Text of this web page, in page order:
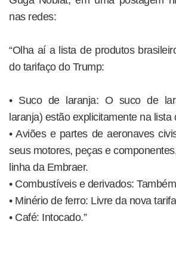
nas redes:
“Olha aí a lista de produtos
do tarifaço do Trump:
• Suco de laranja: O suco de
laranja) estão explicitamente na lista
• Aviões e partes de aeronaves
seus motores, peças e
linha da Embraer.
• Combustíveis e derivados:
• Minério de ferro: Livre da nova
• Café: Intocado.”